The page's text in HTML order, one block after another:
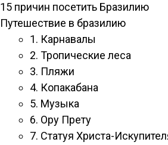
15 причин посетить Бразилию
Путешествие в бразилию
1. Карнавалы
2. Тропические леса
3. Пляжи
4. Копакабана
5. Музыка
6. Ору Прету
7. Статуя Христа-